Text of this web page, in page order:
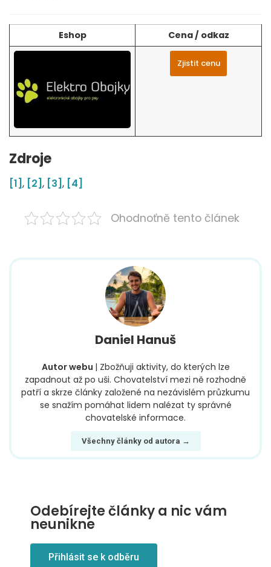
Eshop Cena / odkaz
Zjistit cenu
Zdroje
[1], [2], [3], [4]
Ohodnoťně tento článek
Daniel Hanuš
Autor webu | Zbožňuji aktivity, do kterých lze
zapadnout až po uši. Chovatelství mezi ně rozhodně
patří a skrze články založené na nezávislém průzkumu
se snažím pomáhat lidem nalézat ty správné
chovatelské informace.
Všechny články od autora →
Odebírejte články a nic vám
neunikne
Přihlásit se k odběru